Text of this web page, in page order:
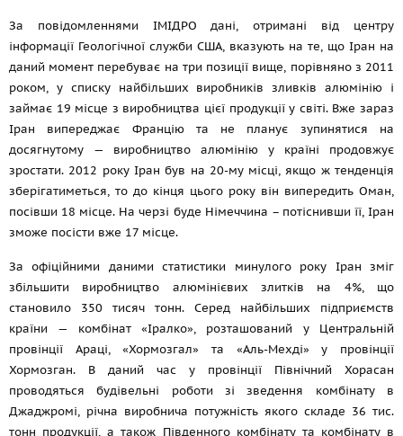
За повідомленнями ІМІДРО дані, отримані від центру
інформації Геологічної служби США, вказують на те, що Іран на
даний момент перебуває на три позиції вище, порівняно з 2011
роком, у списку найбільших виробників зливків алюмінію і
займає 19 місце з виробництва цієї продукції у світі. Вже зараз
Іран випереджає Францію та не планує зупинятися на
досягнутому — виробництво алюмінію у країні продовжує
зростати. 2012 року Іран був на 20-му місці, якщо ж тенденція
зберігатиметься, то до кінця цього року він випередить Оман,
посівши 18 місце. На черзі буде Німеччина – потіснивши її, Іран
зможе посісти вже 17 місце.
За офіційними даними статистики минулого року Іран зміг
збільшити виробництво алюмінієвих злитків на 4%, що
становило 350 тисяч тонн. Серед найбільших підприємств
країни — комбінат «Іралко», розташований у Центральній
провінції Араці, «Хормозгал» та «Аль-Мехді» у провінції
Хормозган. В даний час у провінції Північний Хорасан
проводяться будівельні роботи зі зведення комбінату в
Джаджромі, річна виробнича потужність якого складе 36 тис.
тонн продукції, а також Південного комбінату та комбінату в